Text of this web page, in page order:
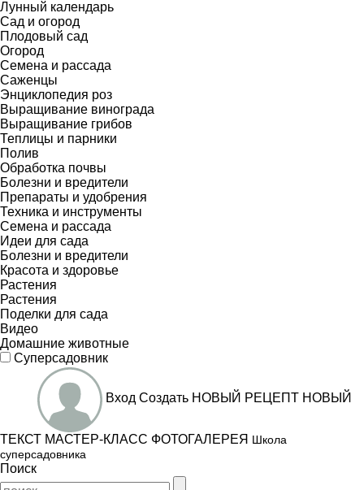
Лунный календарь
Сад и огород
Плодовый сад
Огород
Семена и рассада
Саженцы
Энциклопедия роз
Выращивание винограда
Выращивание грибов
Теплицы и парники
Полив
Обработка почвы
Болезни и вредители
Препараты и удобрения
Техника и инструменты
Семена и рассада
Идеи для сада
Болезни и вредители
Красота и здоровье
Растения
Растения
Поделки для сада
Видео
Домашние животные
Суперсадовник
Вход Создать НОВЫЙ РЕЦЕПТ НОВЫЙ
ТЕКСТ МАСТЕР-КЛАСС ФОТОГАЛЕРЕЯ Школа
суперсадовника
Поиск